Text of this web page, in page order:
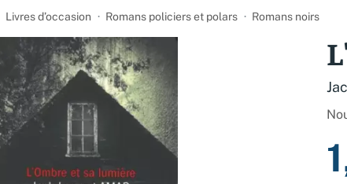
Livres d’occasion Romans policiers et polars Romans noirs